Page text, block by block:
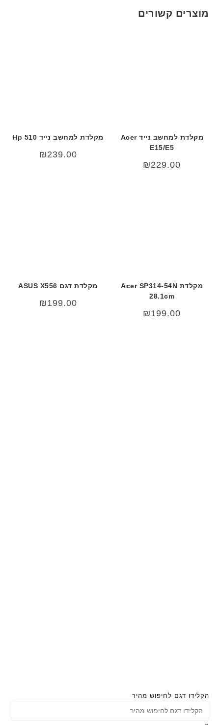
מוצרים קשורים
מקלדת למחשב נייד Acer
E15/E5
₪229.00
מקלדת למחשב נייד Hp 510
₪239.00
מקלדת Acer SP314-54N
28.1cm
₪199.00
מקלדת דגם ASUS X556
₪199.00
הקלידו דגם לחיפוש מהיר